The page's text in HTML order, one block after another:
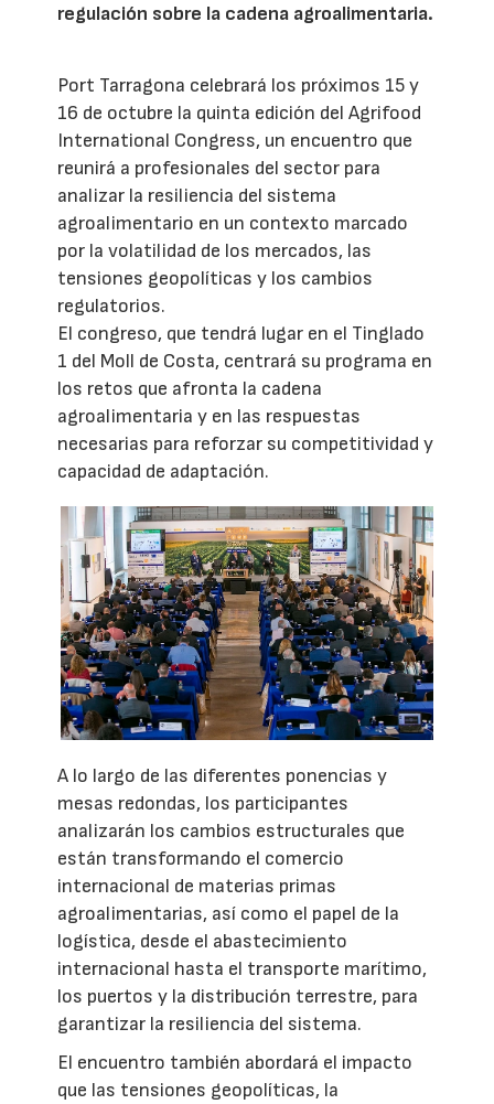
regulación sobre la cadena agroalimentaria.
Port Tarragona celebrará los próximos 15 y
16 de octubre la quinta edición del Agrifood
International Congress, un encuentro que
reunirá a profesionales del sector para
analizar la resiliencia del sistema
agroalimentario en un contexto marcado
por la volatilidad de los mercados, las
tensiones geopolíticas y los cambios
regulatorios.
El congreso, que tendrá lugar en el Tinglado
1 del Moll de Costa, centrará su programa en
los retos que afronta la cadena
agroalimentaria y en las respuestas
necesarias para reforzar su competitividad y
capacidad de adaptación.
A lo largo de las diferentes ponencias y
mesas redondas, los participantes
analizarán los cambios estructurales que
están transformando el comercio
internacional de materias primas
agroalimentarias, así como el papel de la
logística, desde el abastecimiento
internacional hasta el transporte marítimo,
los puertos y la distribución terrestre, para
garantizar la resiliencia del sistema.
El encuentro también abordará el impacto
que las tensiones geopolíticas, la